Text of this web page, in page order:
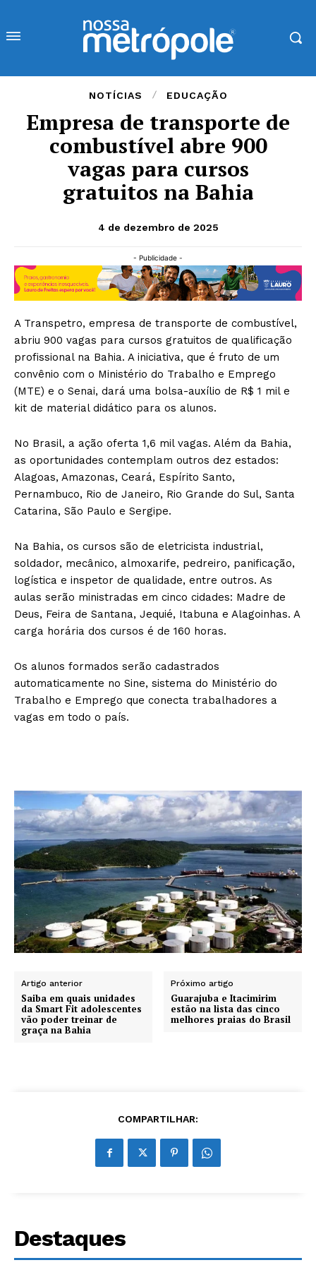
NOTÍCIAS EDUCAÇÃO
Empresa de transporte de
combustível abre 900
vagas para cursos
gratuitos na Bahia
4 de dezembro de 2025
- Publicidade -
A Transpetro, empresa de transporte de combustível,
abriu 900 vagas para cursos gratuitos de qualificação
profissional na Bahia. A iniciativa, que é fruto de um
convênio com o Ministério do Trabalho e Emprego
(MTE) e o Senai, dará uma bolsa-auxílio de R$ 1 mil e
kit de material didático para os alunos.
No Brasil, a ação oferta 1,6 mil vagas. Além da Bahia,
as oportunidades contemplam outros dez estados:
Alagoas, Amazonas, Ceará, Espírito Santo,
Pernambuco, Rio de Janeiro, Rio Grande do Sul, Santa
Catarina, São Paulo e Sergipe.
Na Bahia, os cursos são de eletricista industrial,
soldador, mecânico, almoxarife, pedreiro, panificação,
logística e inspetor de qualidade, entre outros. As
aulas serão ministradas em cinco cidades: Madre de
Deus, Feira de Santana, Jequié, Itabuna e Alagoinhas. A
carga horária dos cursos é de 160 horas.
Os alunos formados serão cadastrados
automaticamente no Sine, sistema do Ministério do
Trabalho e Emprego que conecta trabalhadores a
vagas em todo o país.
Artigo anterior
Saiba em quais unidades
da Smart Fit adolescentes
vão poder treinar de
graça na Bahia
Próximo artigo
Guarajuba e Itacimirim
estão na lista das cinco
melhores praias do Brasil
COMPARTILHAR:
Destaques